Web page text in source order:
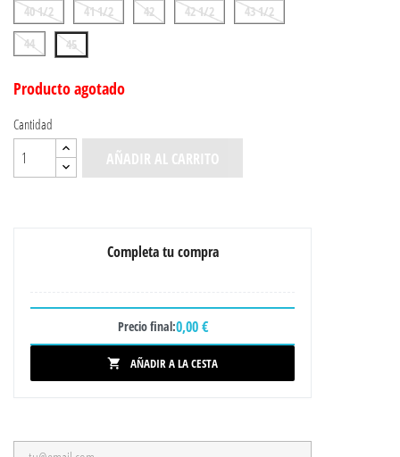
40 1/2 41 1/2 42 42 1/2
43 1/2
44
45
Producto agotado
Cantidad
AÑADIR AL CARRITO
Completa tu compra
Precio final:0,00 €
 AÑADIR A LA CESTA